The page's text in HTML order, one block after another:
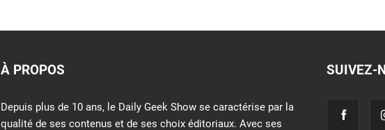
À PROPOS
Depuis plus de 10 ans, le Daily Geek Show se caractérise par la
qualité de ses contenus et de ses choix éditoriaux. Avec ses
SUIVEZ-